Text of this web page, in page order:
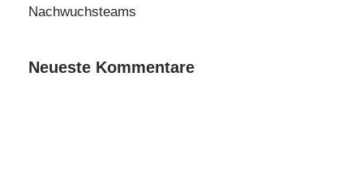
Nachwuchsteams
Neueste Kommentare